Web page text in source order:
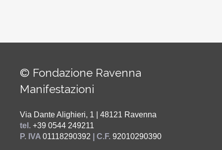
© Fondazione Ravenna
Manifestazioni
Via Dante Alighieri, 1 | 48121 Ravenna
tel. +39 0544 249211
P. IVA 01118290392 | C.F. 92010290390